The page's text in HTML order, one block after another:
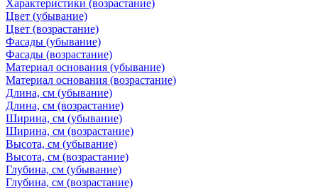
Характеристики (возрастание)
Цвет (убывание)
Цвет (возрастание)
Фасады (убывание)
Фасады (возрастание)
Материал основания (убывание)
Материал основания (возрастание)
Длина, см (убывание)
Длина, см (возрастание)
Ширина, см (убывание)
Ширина, см (возрастание)
Высота, см (убывание)
Высота, см (возрастание)
Глубина, см (убывание)
Глубина, см (возрастание)